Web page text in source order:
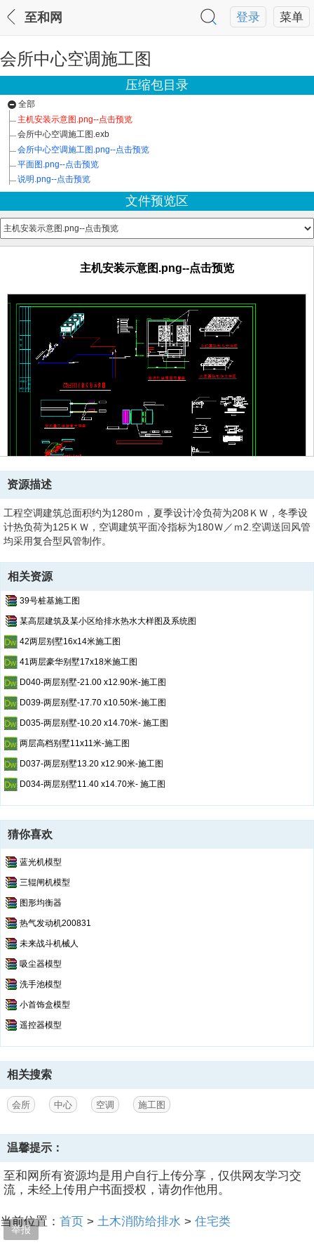
菜单
登录
至和网
会所中心空调施工图
举报
压缩包目录
全部
主机安装示意图.png--点击预览
会所中心空调施工图.exb
会所中心空调施工图.png--点击预览
平面图.png--点击预览
说明.png--点击预览
文件预览区
主机安装示意图.png--点击预览
资源描述
工程空调建筑总面积约为1280ｍ，夏季设计冷负荷为208ＫＷ，冬季设
计热负荷为125ＫＷ，空调建筑平面冷指标为180Ｗ／ｍ2.空调送回风管
均采用复合型风管制作。
相关资源
39号桩基施工图
某高层建筑及某小区给排水热水大样图及系统图
42两层别墅16x14米施工图
41两层豪华别墅17x18米施工图
D040-两层别墅-21.00 x12.90米-施工图
D039-两层别墅-17.70 x10.50米-施工图
D035-两层别墅-10.20 x14.70米- 施工图
两层高档别墅11x11米-施工图
D037-两层别墅13.20 x12.90米-施工图
D034-两层别墅11.40 x14.70米- 施工图
猜你喜欢
蓝光机模型
三辊闸机模型
图形均衡器
热气发动机200831
未来战斗机械人
吸尘器模型
洗手池模型
小首饰盒模型
遥控器模型
相关搜索
会所 中心 空调 施工图
温馨提示：
至和网所有资源均是用户自行上传分享，仅供网友学习交
流，未经上传用户书面授权，请勿作他用。
当前位置： 首页 > 土木消防给排水 > 住宅类